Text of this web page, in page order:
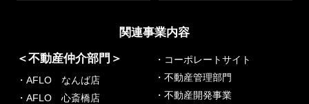
関連事業内容
＜不動産仲介部門＞
・AFLO なんば店
・AFLO 心斎橋店
・コーポレートサイト
・不動産管理部門
・不動産開発事業